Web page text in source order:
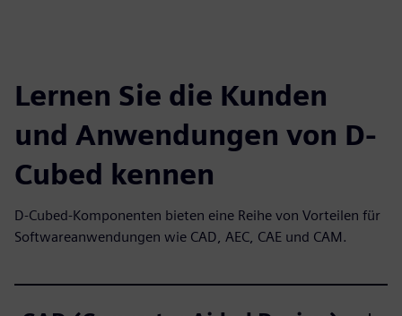
Lernen Sie die Kunden
und Anwendungen von D-
Cubed kennen
D-Cubed-Komponenten bieten eine Reihe von Vorteilen für
Softwareanwendungen wie CAD, AEC, CAE und CAM.